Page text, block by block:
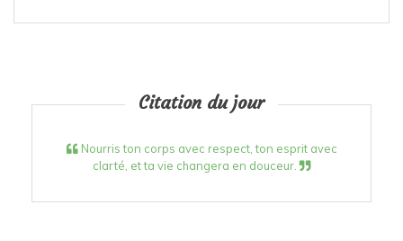
Citation du jour
Nourris ton corps avec respect, ton esprit avec
clarté, et ta vie changera en douceur.